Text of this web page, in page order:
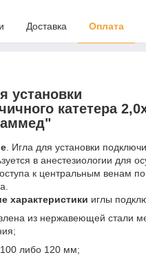
Доставка Оплата
установки
катетера
. Игла для установки
в анестезиологии для
к центральным венам
характеристики иглы
из нержавеющей стали
либо 120 мм;